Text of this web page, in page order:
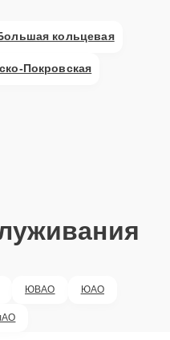
кольцевая
Покровская
ЮВАО ЮАО